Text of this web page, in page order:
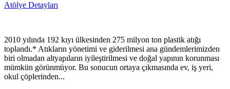
Atölye Detayları
2010 yılında 192 kıyı ülkesinden 275 milyon ton plastik atığı
toplandı.* Atıkların yönetimi ve giderilmesi ana gündemlerimizden
biri olmadan altyapıların iyileştirilmesi ve doğal yapının korunması
mümkün görünmüyor. Bu sonucun ortaya çıkmasında ev, iş yeri,
okul çöplerinden...